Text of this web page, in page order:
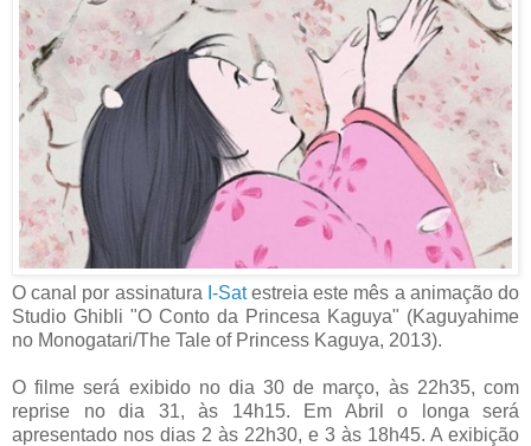
O canal por assinatura I-Satestreia este mês a animação do
Studio Ghibli "O Conto da Princesa Kaguya" (Kaguyahime
no Monogatari/The Tale of Princess Kaguya, 2013).
O filme será exibido no dia 30 de março, às 22h35, com
reprise no dia 31, às 14h15. Em Abril o longa será
apresentado nos dias 2 às 22h30, e 3 às 18h45. A exibição